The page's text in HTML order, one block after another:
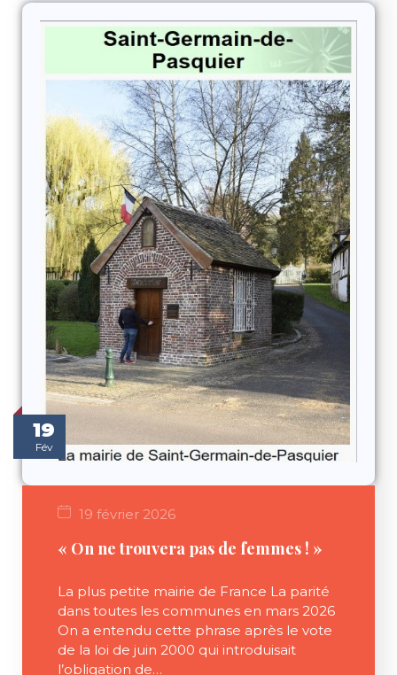
19
Fév
19 février 2026
« On ne trouvera pas de femmes ! »
La plus petite mairie de France La parité
dans toutes les communes en mars 2026
On a entendu cette phrase après le vote
de la loi de juin 2000 qui introduisait
l’obligation de…